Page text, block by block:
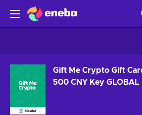
Gift Me Crypto Gift
500 CNY Key GLOBAL